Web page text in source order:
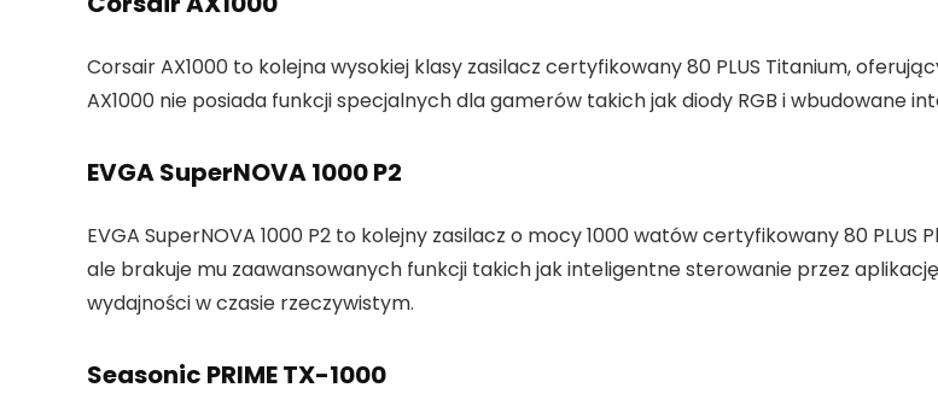
Corsair AX1000 to kolejna wysokiej klasy zasilacz certyfikowany 80 PLUS Titanium,
AX1000 nie posiada funkcji specjalnych dla gamerów takich jak diody RGB i wbudowane
EVGA SuperNOVA 1000 P2
EVGA SuperNOVA 1000 P2 to kolejny zasilacz o mocy 1000 watów certyfikowany 80
ale brakuje mu zaawansowanych funkcji takich jak inteligentne sterowanie przez
wydajności w czasie rzeczywistym.
Seasonic PRIME TX-1000